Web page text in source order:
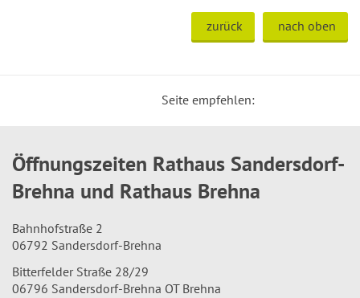
zurück nach oben
Seite empfehlen:
Öffnungszeiten Rathaus Sandersdorf-
Brehna und Rathaus Brehna
Bahnhofstraße 2
06792 Sandersdorf-Brehna
Bitterfelder Straße 28/29
06796 Sandersdorf-Brehna OT Brehna